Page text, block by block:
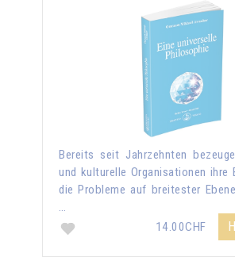
Bereits seit Jahrzehnten
und kulturelle Organisationen ihre
die Probleme auf breitester
…
14.00CHF